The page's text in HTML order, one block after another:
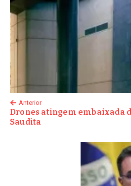
Anterior
Drones atingem embaixada
Saudita